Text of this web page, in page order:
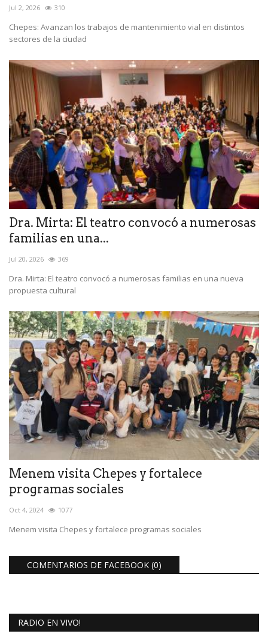
Jul 2, 2026 310
Chepes: Avanzan los trabajos de mantenimiento vial en distintos
sectores de la ciudad
Dra. Mirta: El teatro convocó a numerosas
familias en una...
Jul 20, 2026 369
Dra. Mirta: El teatro convocó a numerosas familias en una nueva
propuesta cultural
Menem visita Chepes y fortalece
programas sociales
Oct 4, 2024 1077
Menem visita Chepes y fortalece programas sociales
COMENTARIOS DE FACEBOOK (0)
RADIO EN VIVO!